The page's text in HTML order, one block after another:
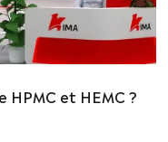
et HEMC ?